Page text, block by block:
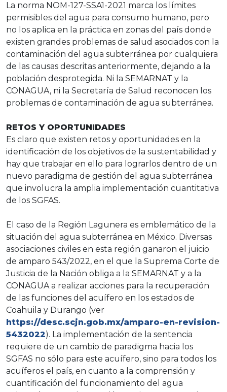
La norma NOM-127-SSA1-2021 marca los límites
permisibles del agua para consumo humano, pero
no los aplica en la práctica en zonas del país donde
existen grandes problemas de salud asociados con la
contaminación del agua subterránea por cualquiera
de las causas descritas anteriormente, dejando a la
población desprotegida. Ni la SEMARNAT y la
CONAGUA, ni la Secretaría de Salud reconocen los
problemas de contaminación de agua subterránea.
RETOS Y OPORTUNIDADES
Es claro que existen retos y oportunidades en la
identificación de los objetivos de la sustentabilidad y
hay que trabajar en ello para lograrlos dentro de un
nuevo paradigma de gestión del agua subterránea
que involucra la amplia implementación cuantitativa
de los SGFAS.
El caso de la Región Lagunera es emblemático de la
situación del agua subterránea en México. Diversas
asociaciones civiles en esta región ganaron el juicio
de amparo 543/2022, en el que la Suprema Corte de
Justicia de la Nación obliga a la SEMARNAT y a la
CONAGUA a realizar acciones para la recuperación
de las funciones del acuífero en los estados de
Coahuila y Durango (ver
https://desc.scjn.gob.mx/amparo-en-revision-
5432022). La implementación de la sentencia
requiere de un cambio de paradigma hacia los
SGFAS no sólo para este acuífero, sino para todos los
acuíferos el país, en cuanto a la comprensión y
cuantificación del funcionamiento del agua